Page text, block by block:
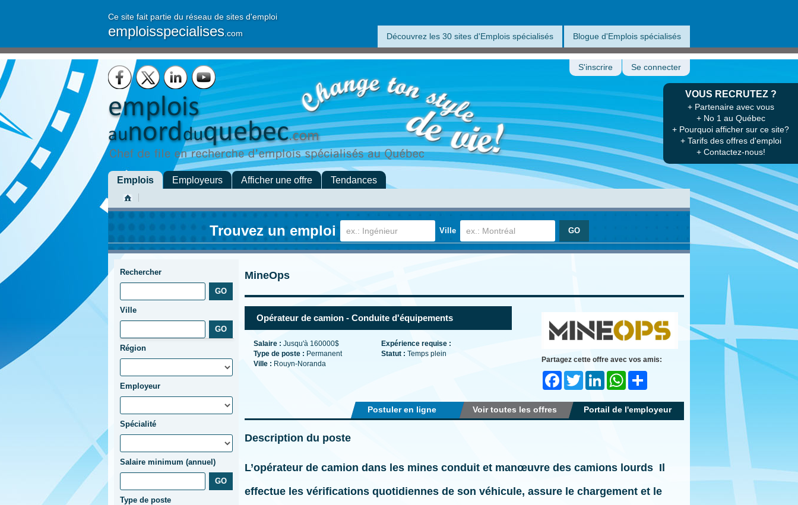
Ce site fait partie du réseau de sites d'emploi
emploisspecialises .com Découvrez les 30 sites d'Emplois spécialisés Blogue d'Emplois spécialisés
VOUS RECRUTEZ ?
+ Partenaire avec vous
+ No 1 au Québec
+ Pourquoi afficher sur ce site?
+ Tarifs des offres d'emploi
+ Contactez-nous!
S'inscrire Se connecter
Emplois Employeurs Afficher une offre Tendances
Trouvez un emploi Ville
Rechercher
Ville
Région
Employeur
Spécialité
Salaire minimum (annuel)
Type de poste
MineOps
Opérateur de camion - Conduite d'équipements
Salaire : Jusqu'à 160000$
Type de poste : Permanent
Ville : Rouyn-Noranda
Expérience requise :
Statut : Temps plein
Partagez cette offre avec vos amis:
FacebookTwitter LinkedIn WhatsApp
Portail de l'employeur
Voir toutes les offres
Postuler en ligne
Description du poste
L’opérateur de camion dans les mines conduit et manœuvre des camions lourds Il
effectue les vérifications quotidiennes de son véhicule, assure le chargement et le